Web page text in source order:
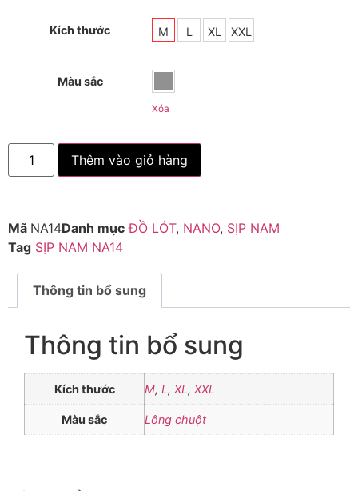
Kích thước M L XL XXL
Màu sắc
Xóa
Thêm vào giỏ hàng
Mã NA14Danh mục ĐỒ LÓT, NANO, SỊP NAM
Tag SỊP NAM NA14
Thông tin bổ sung
Thông tin bổ sung
Kích thước M, L , XL , XXL
Màu sắc Lông chuột